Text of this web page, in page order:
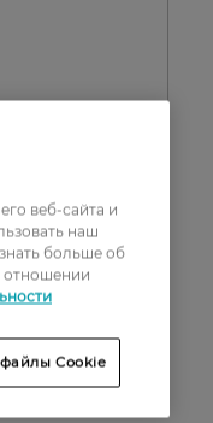
веб-сайта и
наш
больше об
отношении
Cookie